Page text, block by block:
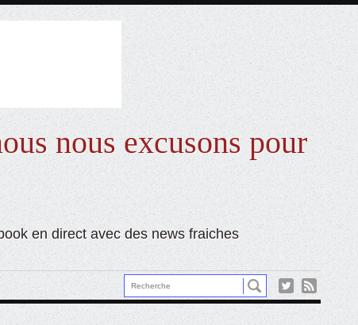
nous excusons pour
en direct avec des news fraiches